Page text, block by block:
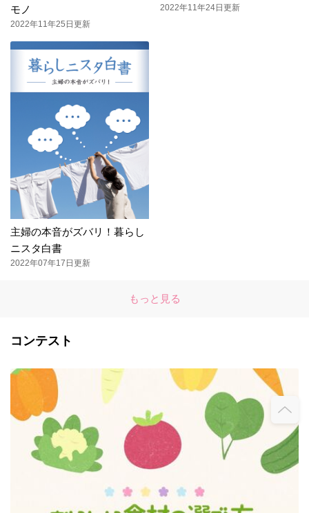
モノ
2022年11年25日更新
2022年11年24日更新
主婦の本音がズバリ！暮らし
ニスタ白書
2022年07年17日更新
もっと見る
コンテスト